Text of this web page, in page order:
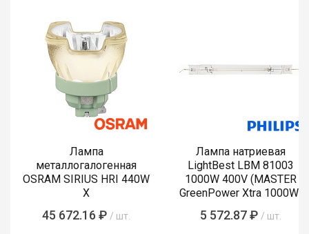
Лампа
металлогалогенная
OSRAM SIRIUS HRI 440W
X
45 672.16 ₽ / шт.
Лампа натриевая
LightBest LBM 81003
1000W 400V (MASTER
GreenPower Xtra 1000W)
5 572.87 ₽ / шт.